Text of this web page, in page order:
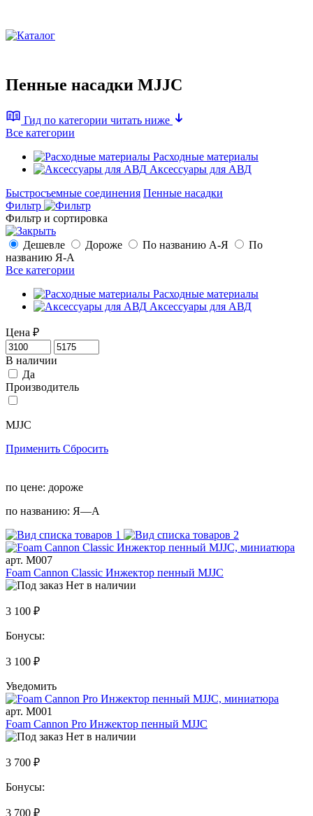
Пенные насадки MJJC
Гид по категории читать ниже
Все категории
Расходные материалы
Аксессуары для АВД
Быстросъемные соединения Пенные насадки
Фильтр
Фильтр и сортировка
Дешевле Дороже По названию А-Я
По
названию Я-А
Все категории
Расходные материалы
Аксессуары для АВД
Цена ₽
В наличии
Да
Производитель
MJJC
Применить Сбросить
по цене: дороже
по названию: Я—А
арт. M007
Foam Cannon Classic Инжектор пенный MJJC
Нет в наличии
3 100 ₽
Бонусы:
3 100 ₽
Уведомить
арт. M001
Foam Cannon Pro Инжектор пенный MJJC
Нет в наличии
3 700 ₽
Бонусы:
3 700 ₽